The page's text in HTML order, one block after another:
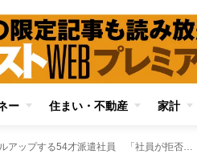
ー 住まい・不動産 家計
【50代からの転職】転職のたびにスキルアップする54才派遣社員 「社員が拒否した仕事が私に回ってくる。もったいないなあ」